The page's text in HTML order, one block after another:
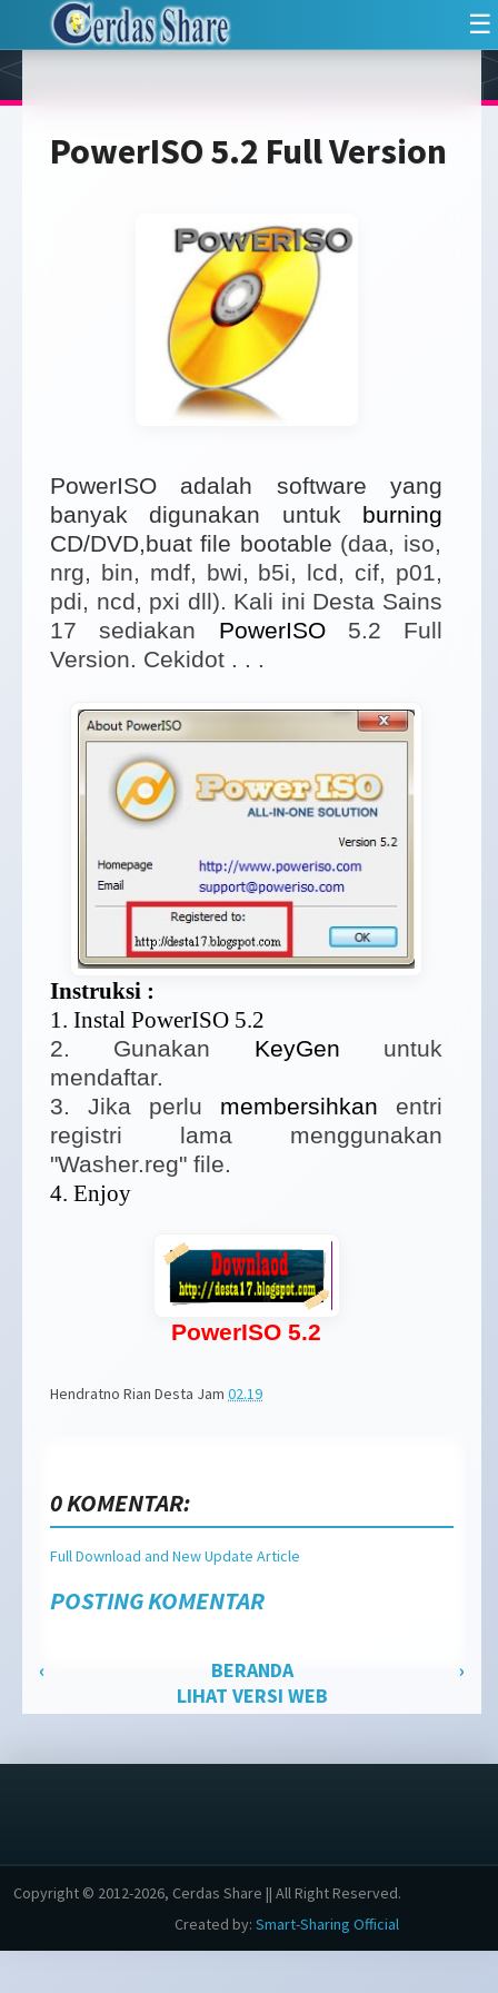
☰
PowerISO 5.2 Full Version
PowerISO adalah software yang
banyak digunakan untuk burning
CD/DVD,buat file bootable (daa, iso,
nrg, bin, mdf, bwi, b5i, lcd, cif, p01,
pdi, ncd, pxi dll). Kali ini Desta Sains
17 sediakan PowerISO5.2 Full
Version. Cekidot . . .
Instruksi :
1. Instal PowerISO 5.2
2. Gunakan KeyGen untuk
mendaftar.
3. Jika perlu membersihkan entri
registri lama menggunakan
"Washer.reg" file.
4. Enjoy
PowerISO 5.2
Hendratno Rian Desta Jam 02.19
0 KOMENTAR:
Full Download and New Update Article
POSTING KOMENTAR
‹ ›
BERANDA
LIHAT VERSI WEB
Copyright © 2012-2026, Cerdas Share || All Right Reserved.
Created by: Smart-Sharing Official